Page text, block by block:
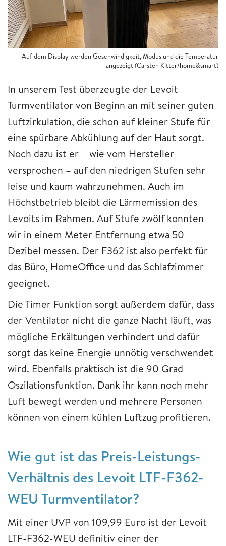
Auf dem Display werden Geschwindigkeit, Modus und die Temperatur
angezeigt (Carsten Kitter/home&smart)
In unserem Test überzeugte der Levoit
Turmventilator von Beginn an mit seiner guten
Luftzirkulation, die schon auf kleiner Stufe für
eine spürbare Abkühlung auf der Haut sorgt.
Noch dazu ist er – wie vom Hersteller
versprochen – auf den niedrigen Stufen sehr
leise und kaum wahrzunehmen. Auch im
Höchstbetrieb bleibt die Lärmemission des
Levoits im Rahmen. Auf Stufe zwölf konnten
wir in einem Meter Entfernung etwa 50
Dezibel messen. Der F362 ist also perfekt für
das Büro, HomeOffice und das Schlafzimmer
geeignet.
Die Timer Funktion sorgt außerdem dafür, dass
der Ventilator nicht die ganze Nacht läuft, was
mögliche Erkältungen verhindert und dafür
sorgt das keine Energie unnötig verschwendet
wird. Ebenfalls praktisch ist die 90 Grad
Oszilationsfunktion. Dank ihr kann noch mehr
Luft bewegt werden und mehrere Personen
können von einem kühlen Luftzug profitieren.
Wie gut ist das Preis-Leistungs-
Verhältnis des Levoit LTF-F362-
WEU Turmventilator?
Mit einer UVP von 109,99 Euro ist der Levoit
LTF-F362-WEU definitiv einer der